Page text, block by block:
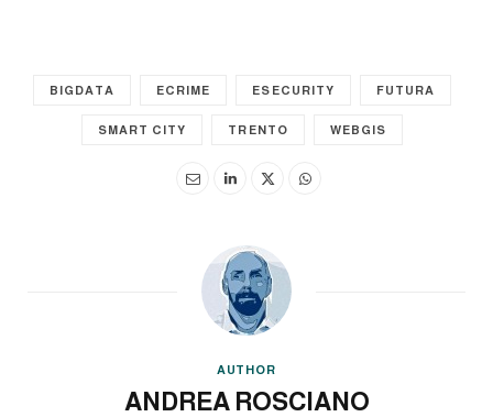
BIGDATA ECRIME ESECURITY FUTURA
SMART CITY TRENTO WEBGIS
AUTHOR
ANDREA ROSCIANO